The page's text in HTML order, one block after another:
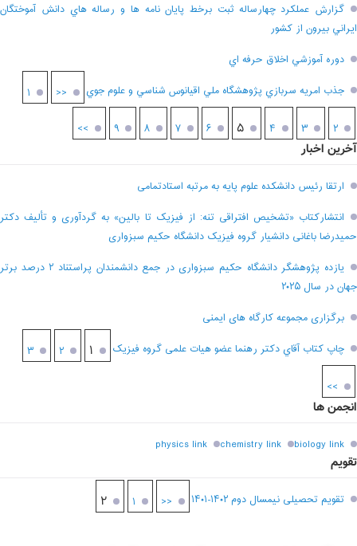
گزارش عملکرد چهارساله ثبت برخط پايان نامه ها و رساله هاي دانش آموختگان
ايراني بيرون از کشور
دوره آموزشي اخلاق حرفه اي
جذب امريه سربازي پژوهشگاه ملي اقيانوس شناسي و علوم جوي
<< ۱
۲ ۳ ۴ ۵ ۶ ۷ ۸ ۹ >>
آخرین اخبار
ارتقا رئیس دانشکده علوم پایه به مرتبه استادتمامی
انتشارکتاب «تشخیص افتراقی تنه: از فیزیک تا بالین» به گردآوری و تألیف دکتر
حمیدرضا باغانی دانشیار گروه فیزیک دانشگاه حکیم سبزواری
یازده پژوهشگر دانشگاه حکیم سبزواری در جمع دانشمندان پراستناد ۲ درصد برتر
جهان در سال ۲۰۲۵
برگزاری مجموعه کارگاه های ایمنی
چاپ کتاب آقاي دکتر رهنما عضو هیات علمی گروه فیزیک
۱ ۲ ۳
>>
انجمن ها
biology link
chemistry link
physics link
تقویم
تقویم تحصیلی نیمسال دوم ۱۴۰۲-۱۴۰۱ << ۱ ۲